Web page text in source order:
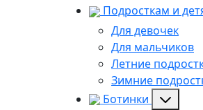
Подросткам и
Для девочек
Для мальчиков
Летние
Зимние
Ботинки